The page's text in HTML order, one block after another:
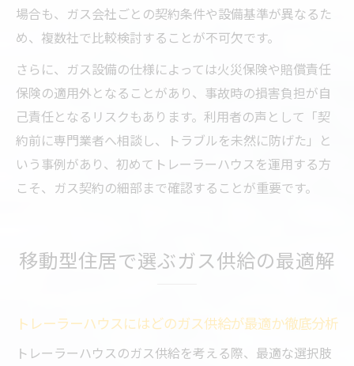
場合も、ガス会社ごとの契約条件や設備基準が異なるた
め、複数社で比較検討することが不可欠です。
さらに、ガス設備の仕様によっては火災保険や賠償責任
保険の適用外となることがあり、事故時の損害負担が自
己責任となるリスクもあります。利用者の声として「契
約前に専門業者へ相談し、トラブルを未然に防げた」と
いう事例があり、初めてトレーラーハウスを運用する方
こそ、ガス契約の細部まで確認することが重要です。
移動型住居で選ぶガス供給の最適解
トレーラーハウスにはどのガス供給が最適か徹底分析
トレーラーハウスのガス供給を考える際、最適な選択肢